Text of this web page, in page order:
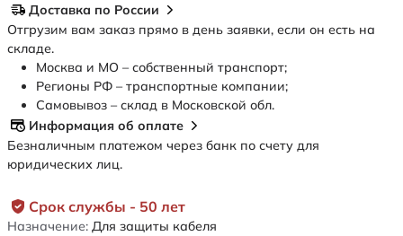
Срок службы - 50 лет
Назначение: Для защиты кабеля
Доставка по России
Отгрузим вам заказ прямо в день заявки, если он есть на
складе.
Москва и МО – собственный транспорт;
Регионы РФ – транспортные компании;
Самовывоз – склад в Московской обл.
Информация об оплате
Безналичным платежом через банк по счету для
юридических лиц.